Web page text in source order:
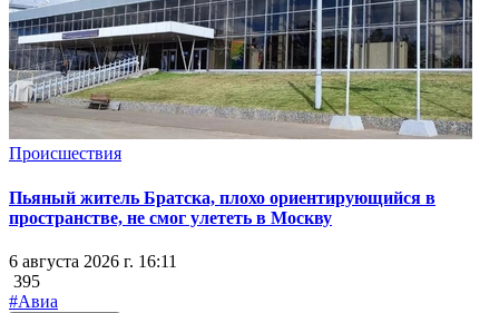
Происшествия
Пьяный житель Братска, плохо ориентирующийся в
пространстве, не смог улететь в Москву
6 августа 2026 г. 16:11
395
#Авиа